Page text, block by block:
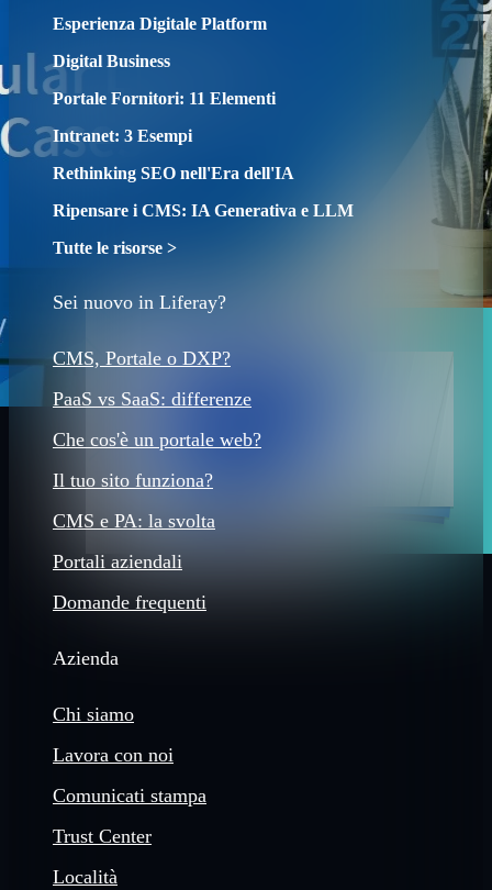
Esperienza Digitale Platform
Digital Business
Portale Fornitori: 11 Elementi
Intranet: 3 Esempi
Rethinking SEO nell'Era dell'IA
Ripensare i CMS: IA Generativa e LLM
Tutte le risorse >
Sei nuovo in Liferay?
CMS, Portale o DXP?
PaaS vs SaaS: differenze
Che cos'è un portale web?
Il tuo sito funziona?
CMS e PA: la svolta
Portali aziendali
Domande frequenti
Azienda
Chi siamo
Lavora con noi
Comunicati stampa
Trust Center
Località